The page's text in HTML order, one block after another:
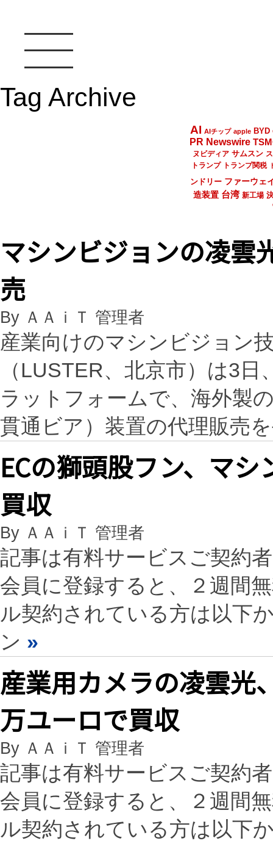
Tag Archive
AI AIチップ apple BYD
PR Newswire
ヌビディア サムスン
トランプ
トランプ関税
ンドリー ファーウェ
造装置 台湾 新工場
マシンビジョンの凌雲
売
By ＡＡｉＴ 管理者
産業向けのマシンビジョン
（LUSTER、北京市）は3
ラットフォームで、海外製
貫通ビア）装置の代理販売
ECの獅頭股フン、マ
買収
By ＡＡｉＴ 管理者
記事は有料サービスご契約
会員に登録すると、２週間
ル契約されている方は以下
ン »
産業用カメラの凌雲光
万ユーロで買収
By ＡＡｉＴ 管理者
記事は有料サービスご契約
会員に登録すると、２週間
ル契約されている方は以下